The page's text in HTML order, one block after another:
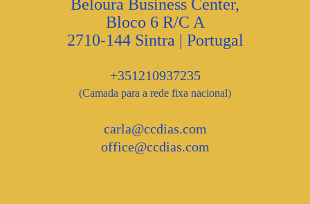
Beloura Business Center,
Bloco 6 R/C A
2710-144 Sintra | Portugal
+351210937235
(Camada para a rede fixa nacional)
carla@ccdias.com
office@ccdias.com